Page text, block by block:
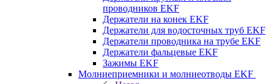
проводников EKF
Держатели на конек EKF
Держатели для водосточных труб EKF
Держатели проводника на трубе EKF
Держатели фальцевые EKF
Зажимы EKF
Молниеприемники и молниеотводы EKF